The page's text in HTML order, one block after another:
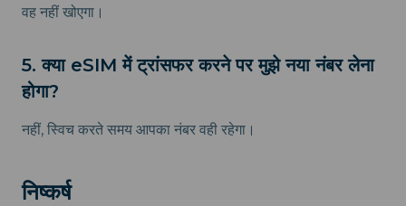
वह नहीं खोएगा।
5. क्या eSIM में ट्रांसफर करने पर मुझे नया नंबर लेना
होगा?
नहीं, स्विच करते समय आपका नंबर वही रहेगा।
निष्कर्ष